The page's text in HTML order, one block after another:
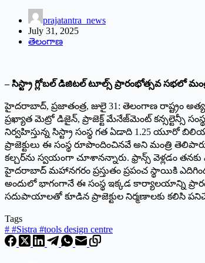
prajatantra_news
July 31, 2025
తెలంగాణ
– సిస్ట్రా గ్లోబల్‌ డిజిటల్‌ టూల్స్‌ ప్రారంభోత్సవ సభలో
హైదరాబాద్‌, ప్రజాతంత్ర, జులై 31: తెలంగాణ రాష్ట్రం
ప్రఖ్యాత మెట్రో డిజైన్‌, ప్రాజెక్ట్‌ మేనేజ్‌మెంట్‌ కన్సల్టెన్సీ
నిర్వహిస్తున్న సిస్ట్రా సంస్థ గత ఏడాది 1.25 యూరో
ప్రాజెక్టులు ఈ సంస్థ రూపొందించినవే అని మంత్రి
కల్చర్‌ను స్వయంగా చూశానన్నారు. ఫ్రాన్స్‌ వెళ్లడం
హైదరాబాద్‌ మహానగరం ప్రస్తుతం ప్రపంచ స్థాయికి
అందులో భాగంగానే ఈ సంస్థ ఇక్కడ కార్యాలయాన్ని
సదుపాయాలతో కూడిన ప్రాజెక్టుల నిర్మణాలకు కలిసి
Tags
# #Sistra #tools design centre